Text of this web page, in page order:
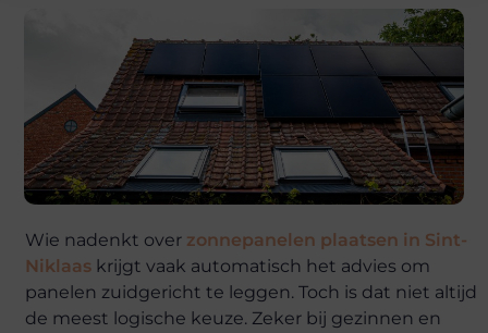
Wie nadenkt over zonnepanelen plaatsen in Sint-
Niklaas krijgt vaak automatisch het advies om
panelen zuidgericht te leggen. Toch is dat niet altijd
de meest logische keuze. Zeker bij gezinnen en